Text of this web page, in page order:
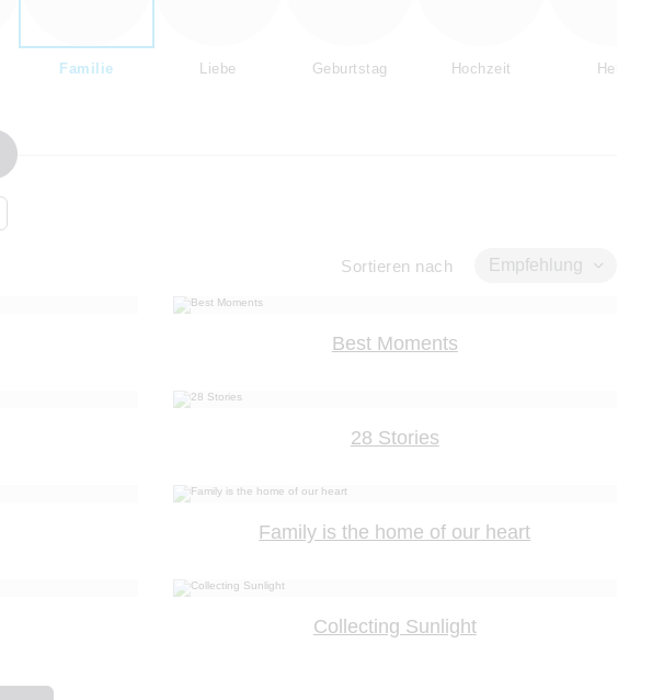
Familie Liebe Geburtstag Hochzeit Herz
Sortieren nach Empfehlung
Best Moments
28 Stories
Family is the home of our heart
Collecting Sunlight